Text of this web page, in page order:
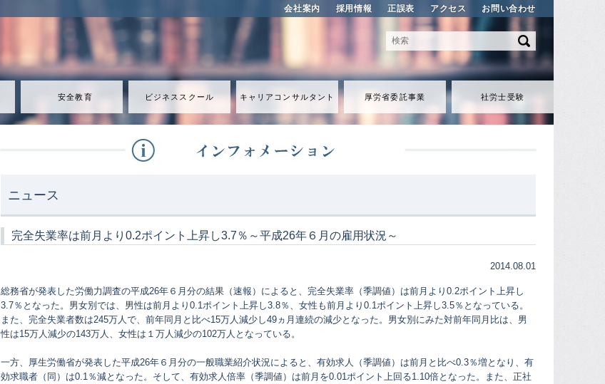
会社案内 採用情報 正誤表 アクセス お問い合わせ
安全教育 ビジネススクール キャリアコンサルタント 厚労省委託事業 社労士受験
ニュース
完全失業率は前月より0.2ポイント上昇し3.7％～平成26年６月の雇用状況～
2014.08.01
総務省が発表した労働力調査の平成26年６月分の結果（速報）によると、完全失業率（季調値）は前月より0.2ポイント上昇し
3.7％となった。男女別では、男性は前月より0.1ポイント上昇し3.8％、女性も前月より0.1ポイント上昇し3.5％となっている。
また、完全失業者数は245万人で、前年同月と比べ15万人減少し49ヵ月連続の減少となった。男女別にみた対前年同月比は、男
性は15万人減少の143万人、女性は１万人減少の102万人となっている。
一方、厚生労働省が発表した平成26年６月分の一般職業紹介状況によると、有効求人（季調値）は前月と比べ0.3％増となり、有
効求職者（同）は0.1％減となった。そして、有効求人倍率（季調値）は前月を0.01ポイント上回る1.10倍となった。また、正社